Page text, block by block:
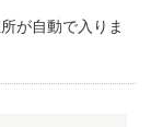
が自動で入りま